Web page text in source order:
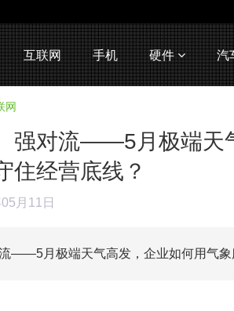
互联网 手机 硬件 汽
网
强对流——5月极端天
住经营底线？
月11日
——5月极端天气高发，企业如何用气